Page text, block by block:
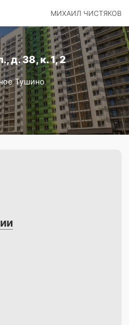
МИХАИЛ ЧИСТЯКОВ
д. 38, к. 1, 2
Тушино